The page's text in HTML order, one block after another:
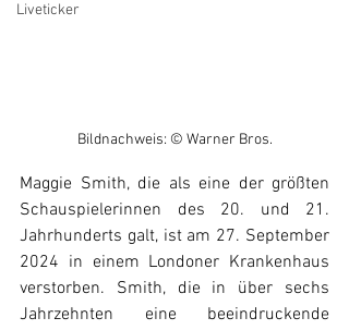
Liveticker
Bildnachweis: © Warner Bros.
Maggie Smith, die als eine der größten
Schauspielerinnen des 20. und 21.
Jahrhunderts galt, ist am 27. September
2024 in einem Londoner Krankenhaus
verstorben. Smith, die in über sechs
Jahrzehnten eine beeindruckende